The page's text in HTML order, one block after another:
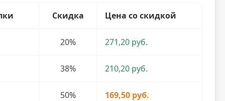
Скидка Цена со скидкой
20% 271,20 руб.
38% 210,20 руб.
50% 169,50 руб.